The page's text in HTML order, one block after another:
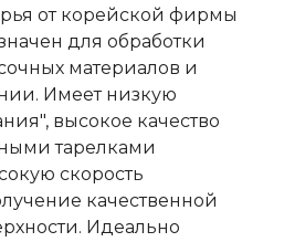
от корейской фирмы
для обработки
материалов и
Имеет низкую
высокое качество
тарелками
скорость
качественной
Идеально